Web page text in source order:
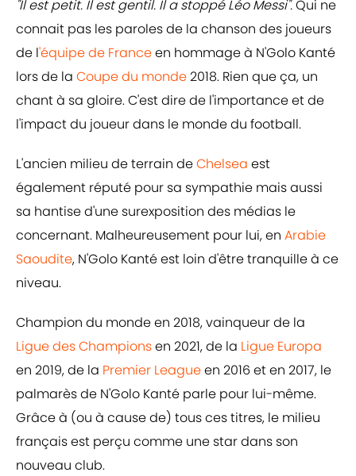
"Il est petit. Il est gentil. Il a stoppé Léo Messi".Qui ne
connait pas les paroles de la chanson des joueurs
de l'équipe de Franceen hommage à N'Golo Kanté
lors de la Coupe du monde2018. Rien que ça, un
chant à sa gloire. C'est dire de l'importance et de
l'impact du joueur dans le monde du football.
L'ancien milieu de terrain deChelsea est
également réputé pour sa sympathie mais aussi
sa hantise d'une surexposition des médias le
concernant. Malheureusement pour lui, en Arabie
Saoudite, N'Golo Kanté est loin d'être tranquille à ce
niveau.
Champion du monde en 2018, vainqueur de la
Ligue des Championsen 2021, de la Ligue Europa
en 2019, de la Premier Leagueen 2016 et en 2017, le
palmarès de N'Golo Kanté parle pour lui-même.
Grâce à (ou à cause de) tous ces titres, le milieu
français est perçu comme une star dans son
nouveau club.